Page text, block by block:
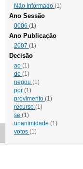
Não Informado (1)
Ano Sessão
0006 (1)
Ano Publicação
2007 (1)
Decisão
ao (1)
de (1)
negou (1)
por (1)
provimento (1)
recurso (1)
se (1)
unanimidade (1)
votos (1)